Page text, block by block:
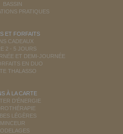
BASSIN
PRATIQUES
ET FORFAITS
CADEAUX
2 - 5 JOURS
ET DEMI-JOURNÉE
EN DUO
THALASSO
À LA CARTE
D'ÉNERGIE
LÉGÈRES
MINCEUR